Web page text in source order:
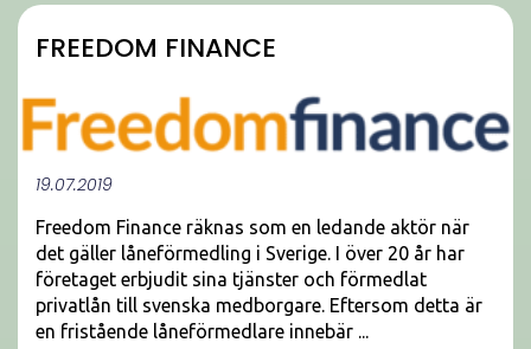
FREEDOM FINANCE
19.07.2019
Freedom Finance räknas som en ledande aktör när
det gäller låneförmedling i Sverige. I över 20 år har
företaget erbjudit sina tjänster och förmedlat
privatlån till svenska medborgare. Eftersom detta är
en fristående låneförmedlare innebär ...